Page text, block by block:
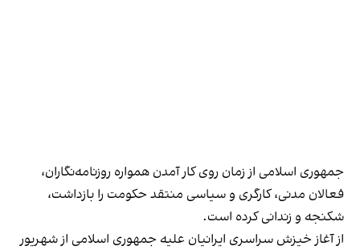
جمهوری اسلامی از زمان روی کار آمدن همواره روزنامه‌نگاران،
فعالان مدنی، کارگری و سیاسی منتقد حکومت را بازداشت،
شکنجه و زندانی کرده است.
از آغاز خیزش سراسری ایرانیان علیه جمهوری اسلامی از شهریور